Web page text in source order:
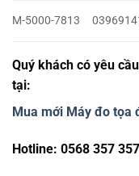
M-5000-7813
Quý khách có yêu
tại:
Mua mới Máy đo tọa
Hotline: 0568 357 357